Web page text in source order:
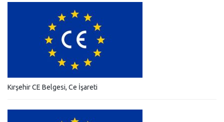
Kırşehir CE Belgesi, Ce İşareti